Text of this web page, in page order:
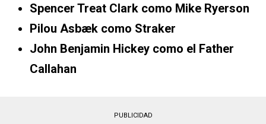
Spencer Treat Clark como Mike Ryerson
Pilou Asbæk como Straker
John Benjamin Hickey como el Father
Callahan
PUBLICIDAD